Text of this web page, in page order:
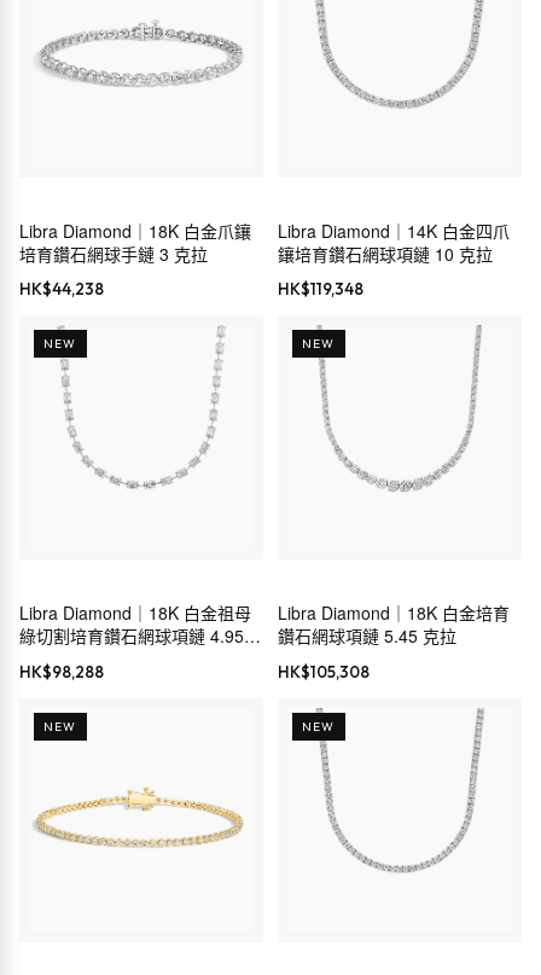
Libra Diamond｜18K 白金爪鑲
培育鑽石網球手鏈 3 克拉
HK$44,238
Libra Diamond｜14K 白金四爪
鑲培育鑽石網球項鏈 10 克拉
HK$119,348
NEW
Libra Diamond｜18K 白金祖母
綠切割培育鑽石網球項鏈 4.95
克拉
HK$98,288
NEW
Libra Diamond｜18K 白金培育
鑽石網球項鏈 5.45 克拉
HK$105,308
NEW NEW